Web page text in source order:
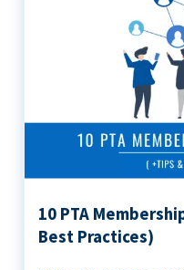
10 PTA
Best Practices)